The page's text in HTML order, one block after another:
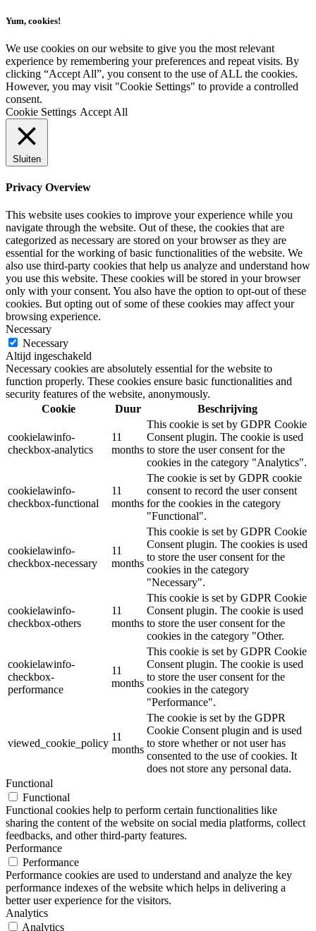
Yum, cookies!
We use cookies on our website to give you the most relevant
experience by remembering your preferences and repeat visits. By
clicking “Accept All”, you consent to the use of ALL the cookies.
However, you may visit "Cookie Settings" to provide a controlled
consent.
Cookie Settings Accept All
Sluiten
Privacy Overview
This website uses cookies to improve your experience while you
navigate through the website. Out of these, the cookies that are
categorized as necessary are stored on your browser as they are
essential for the working of basic functionalities of the website. We
also use third-party cookies that help us analyze and understand how
you use this website. These cookies will be stored in your browser
only with your consent. You also have the option to opt-out of these
cookies. But opting out of some of these cookies may affect your
browsing experience.
Necessary
Necessary
Altijd ingeschakeld
Necessary cookies are absolutely essential for the website to
function properly. These cookies ensure basic functionalities and
security features of the website, anonymously.
Cookie
Duur Beschrijving
cookielawinfo-
checkbox-analytics
11
months
This cookie is set by GDPR Cookie
Consent plugin. The cookie is used
to store the user consent for the
cookies in the category "Analytics".
cookielawinfo-
checkbox-functional
11
months
The cookie is set by GDPR cookie
consent to record the user consent
for the cookies in the category
"Functional".
cookielawinfo-
checkbox-necessary
11
months
This cookie is set by GDPR Cookie
Consent plugin. The cookies is used
to store the user consent for the
cookies in the category
"Necessary".
cookielawinfo-
checkbox-others
11
months
This cookie is set by GDPR Cookie
Consent plugin. The cookie is used
to store the user consent for the
cookies in the category "Other.
cookielawinfo-
checkbox-
performance
11
months
This cookie is set by GDPR Cookie
Consent plugin. The cookie is used
to store the user consent for the
cookies in the category
"Performance".
viewed_cookie_policy
11
months
The cookie is set by the GDPR
Cookie Consent plugin and is used
to store whether or not user has
consented to the use of cookies. It
does not store any personal data.
Functional
Functional
Functional cookies help to perform certain functionalities like
sharing the content of the website on social media platforms, collect
feedbacks, and other third-party features.
Performance
Performance
Performance cookies are used to understand and analyze the key
performance indexes of the website which helps in delivering a
better user experience for the visitors.
Analytics
Analytics